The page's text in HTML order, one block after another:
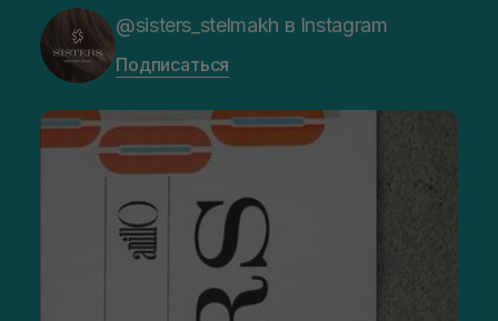
@sisters_stelmakh в Instagram
Подписаться